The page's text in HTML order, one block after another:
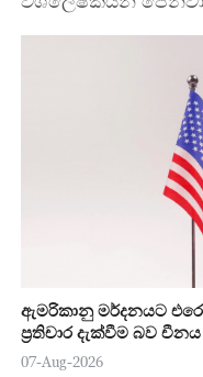
ඇමරිකානු මර්දනයට
ප්‍රතිචාර දැක්වීම බව
07-Aug-2026